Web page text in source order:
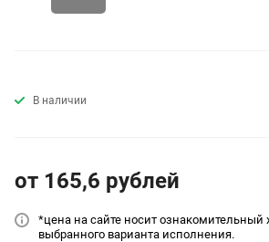
В наличии
от 165,6 рублей
*цена на сайте носит ознакомительный
выбранного варианта исполнения.